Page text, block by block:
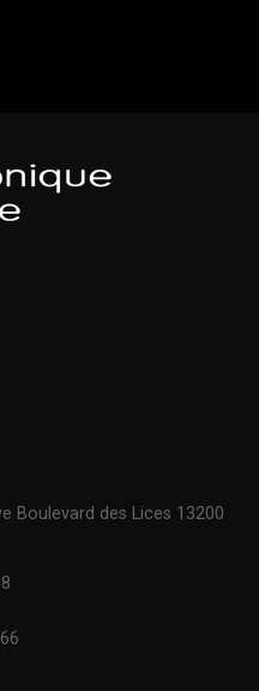
Boulevard des Lices 13200